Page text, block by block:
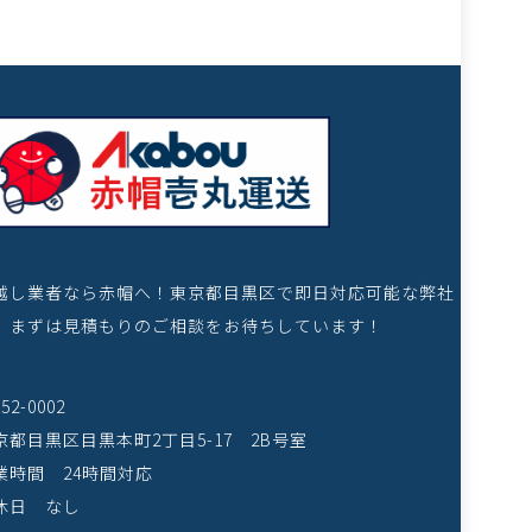
し業者なら赤帽へ！東京都目黒区で即日対応可能な弊社
まずは見積もりのご相談をお待ちしています！
0002
都目黒区目黒本町2丁目5-17 2B号室
時間 24時間対応
日 なし